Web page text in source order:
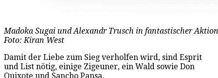
Madoka Sugai und Alexandr Trusch in fantastischer
Foto: Kiran West
Damit der Liebe zum Sieg verholfen wird, sind Esprit
und List nötig, einige Zigeuner, ein Wald sowie Don
Quixote und Sancho Pansa.